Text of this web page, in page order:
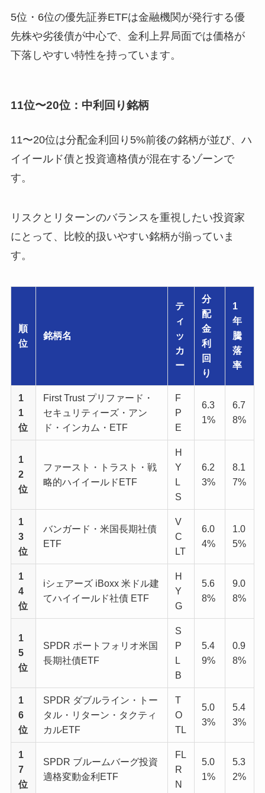
5位・6位の優先証券ETFは金融機関が発行する優
先株や劣後債が中心で、金利上昇局面では価格が
下落しやすい特性を持っています。
11位〜20位：中利回り銘柄
11〜20位は分配金利回り5%前後の銘柄が並び、ハ
イイールド債と投資適格債が混在するゾーンで
す。
リスクとリターンのバランスを重視したい投資家
にとって、比較的扱いやすい銘柄が揃っていま
す。
順
位
銘柄名
テ
ィ
ッ
カ
ー
分
配
金
利
回
り
1
年
騰
落
率
1
1
位
First Trust プリファード・
セキュリティーズ・アン
ド・インカム・ETF
F
P
E
6.3
1%
6.7
8%
1
2
位
ファースト・トラスト・戦
略的ハイイールドETF
H
Y
L
S
6.2
3%
8.1
7%
1
3
位
バンガード・米国長期社債
ETF
V
C
LT
6.0
4%
1.0
5%
1
4
位
iシェアーズ iBoxx 米ドル建
てハイイールド社債 ETF
H
Y
G
5.6
8%
9.0
8%
1
5
位
SPDR ポートフォリオ米国
長期社債ETF
S
P
L
B
5.4
9%
0.9
8%
1
6
位
SPDR ダブルライン・トー
タル・リターン・タクティ
カルETF
T
O
TL
5.0
3%
5.4
3%
1
7
位
SPDR ブルームバーグ投資
適格変動金利ETF
FL
R
N
5.0
1%
5.3
2%